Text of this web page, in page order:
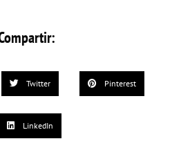
Twitter Pinterest
LinkedIn